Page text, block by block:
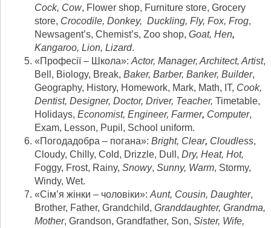
Cock, Cow, Flower shop, Furniture store, Grocery
store, Crocodile, Donkey, Duckling, Fly, Fox, Frog,
Newsagent’s, Chemist’s, Zoo shop, Goat, Hen,
Kangaroo, Lion, Lizard.
«Професії – Школа»: Actor, Manager, Architect, Artist,
Bell, Biology, Break, Baker, Barber, Banker, Builder,
Geography, History, Homework, Mark, Math, IT, Cook,
Dentist, Designer, Doctor, Driver, Teacher, Timetable,
Holidays, Economist, Engineer, Farmer, Computer,
Exam, Lesson, Pupil, School uniform.
«Погодадобра – погана»: Bright, Clear, Cloudless,
Cloudy, Chilly, Cold, Drizzle, Dull, Dry, Heat, Hot,
Foggy, Frost, Rainy, Snowy, Sunny, Warm, Stormy,
Windy, Wet.
«Сім’я жінки – чоловіки»: Aunt, Cousin, Daughter,
Brother, Father, Grandchild, Granddaughter, Grandma,
Mother, Grandson, Grandfather, Son, Sister, Wife,